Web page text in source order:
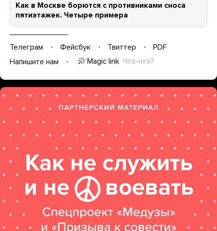
Как в Москве борются с противниками сноса
пятиэтажек. Четыре примера
Телеграм Фейсбук Твиттер
PDF
Напишите нам
Magic link Что-что?